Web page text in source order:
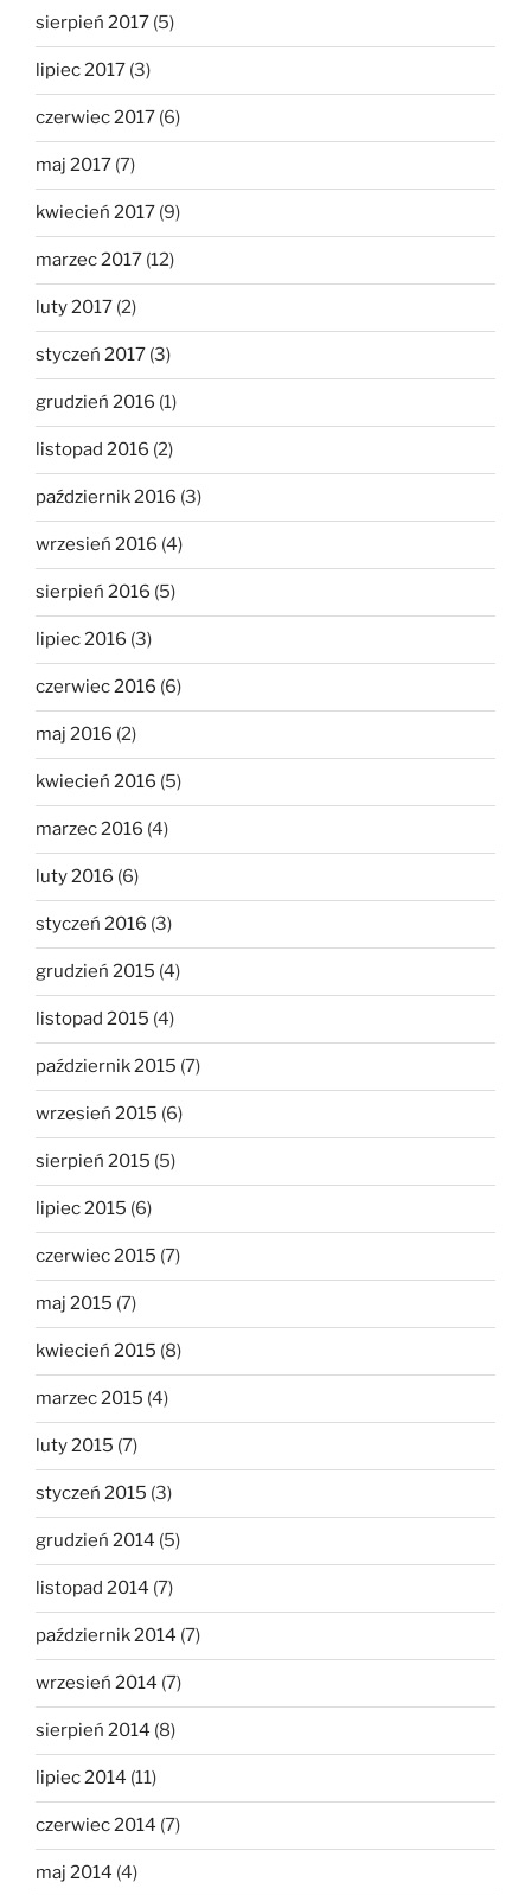
sierpień 2017 (5)
lipiec 2017 (3)
czerwiec 2017 (6)
maj 2017 (7)
kwiecień 2017 (9)
marzec 2017 (12)
luty 2017 (2)
styczeń 2017 (3)
grudzień 2016 (1)
listopad 2016 (2)
październik 2016 (3)
wrzesień 2016 (4)
sierpień 2016 (5)
lipiec 2016 (3)
czerwiec 2016 (6)
maj 2016 (2)
kwiecień 2016 (5)
marzec 2016 (4)
luty 2016 (6)
styczeń 2016 (3)
grudzień 2015 (4)
listopad 2015 (4)
październik 2015 (7)
wrzesień 2015 (6)
sierpień 2015 (5)
lipiec 2015 (6)
czerwiec 2015 (7)
maj 2015 (7)
kwiecień 2015 (8)
marzec 2015 (4)
luty 2015 (7)
styczeń 2015 (3)
grudzień 2014 (5)
listopad 2014 (7)
październik 2014 (7)
wrzesień 2014 (7)
sierpień 2014 (8)
lipiec 2014 (11)
czerwiec 2014 (7)
maj 2014 (4)